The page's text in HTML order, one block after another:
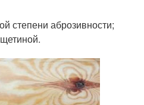
степени аброзивности;